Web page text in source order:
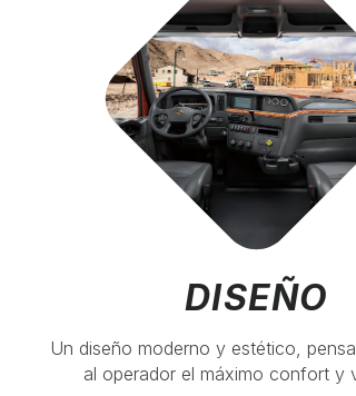
DISEÑO
Un diseño moderno y estético,
al operador el máximo confort y